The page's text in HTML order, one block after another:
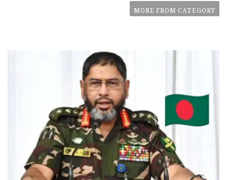
MORE FROM CATEGORY